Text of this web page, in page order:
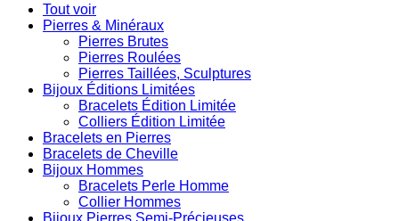
Tout voir
Pierres & Minéraux
Pierres Brutes
Pierres Roulées
Pierres Taillées, Sculptures
Bijoux Éditions Limitées
Bracelets Édition Limitée
Colliers Édition Limitée
Bracelets en Pierres
Bracelets de Cheville
Bijoux Hommes
Bracelets Perle Homme
Collier Hommes
Bijoux Pierres Semi-Précieuses